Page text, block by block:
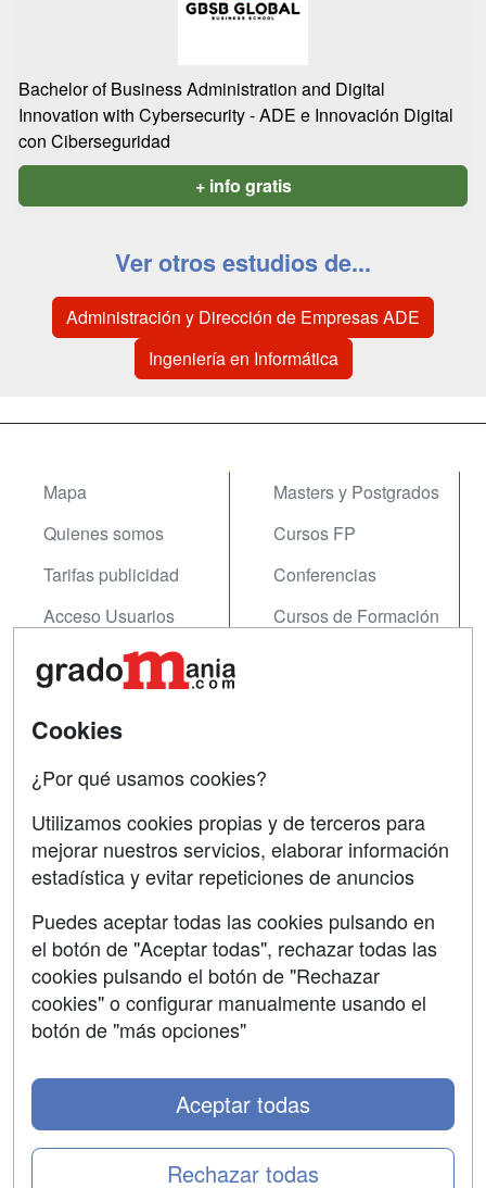
Bachelor of Business Administration and Digital
Innovation with Cybersecurity - ADE e Innovación Digital
con Ciberseguridad
+ info gratis
Ver otros estudios de...
Administración y Dirección de Empresas ADE
Ingeniería en Informática
Mapa
Quienes somos
Tarifas publicidad
Acceso Usuarios
Acceso Centros
Masters y Postgrados
Cursos FP
Conferencias
Cursos de Formación
Contactar
Copyleft
Grupo formazion:
Cookies
¿Por qué usamos cookies?
Utilizamos cookies propias y de terceros para
mejorar nuestros servicios, elaborar información
estadística y evitar repeticiones de anuncios
Puedes aceptar todas las cookies pulsando en
el botón de "Aceptar todas", rechazar todas las
cookies pulsando el botón de "Rechazar
cookies" o configurar manualmente usando el
botón de "más opciones"
Rechazar todas
Aceptar todas